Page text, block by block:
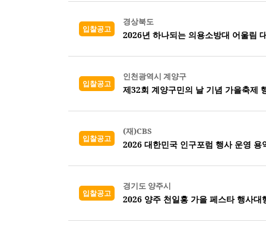
입찰공고
경상북도
2026년 하나되는 의용소방대 어울림
입찰공고
인천광역시 계양구
제32회 계양구민의 날 기념 가을축제
입찰공고
(재)CBS
2026 대한민국 인구포럼 행사 운영 용
입찰공고
경기도 양주시
2026 양주 천일홍 가을 페스타 행사대